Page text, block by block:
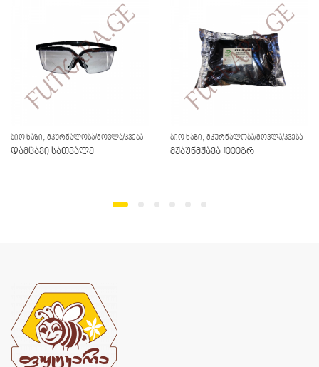
ᲑᲘᲝ ᲮᲐᲖᲘ, ᲛᲙᲣᲠᲜᲐᲚᲝᲑᲐ/ᲛᲝᲕᲚᲐ/ᲙᲕᲔᲑᲐ
დამცავი სათვალე
ᲑᲘᲝ ᲮᲐᲖᲘ, ᲛᲙᲣᲠᲜᲐᲚᲝᲑᲐ/ᲛᲝᲕᲚᲐ/ᲙᲕᲔᲑᲐ
მჟაუნმჟავა 1000გრ